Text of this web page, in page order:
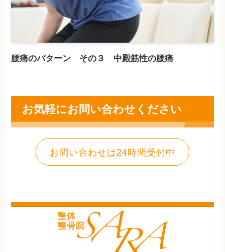
腰痛のパターン その３ 中殿筋性の腰痛
お気軽にお問い合わせください
お問い合わせは24時間受付中